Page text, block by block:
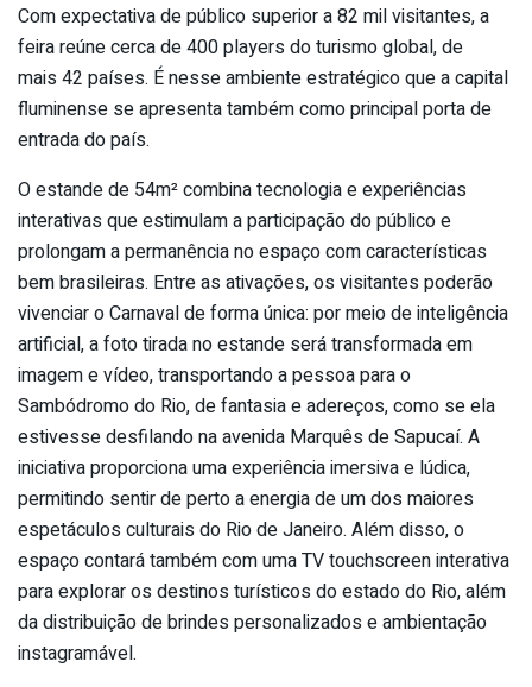
Com expectativa de público superior a 82 mil visitantes, a
feira reúne cerca de 400 players do turismo global, de
mais 42 países. É nesse ambiente estratégico que a capital
fluminense se apresenta também como principal porta de
entrada do país.
O estande de 54m² combina tecnologia e experiências
interativas que estimulam a participação do público e
prolongam a permanência no espaço com características
bem brasileiras. Entre as ativações, os visitantes poderão
vivenciar o Carnaval de forma única: por meio de inteligência
artificial, a foto tirada no estande será transformada em
imagem e vídeo, transportando a pessoa para o
Sambódromo do Rio, de fantasia e adereços, como se ela
estivesse desfilando na avenida Marquês de Sapucaí. A
iniciativa proporciona uma experiência imersiva e lúdica,
permitindo sentir de perto a energia de um dos maiores
espetáculos culturais do Rio de Janeiro. Além disso, o
espaço contará também com uma TV touchscreen interativa
para explorar os destinos turísticos do estado do Rio, além
da distribuição de brindes personalizados e ambientação
instagramável.